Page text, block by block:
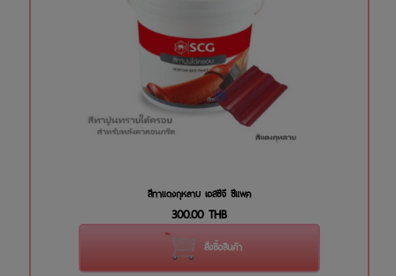
สีทาแดงกุหลาบ เอสซีจี ซีแพค
300.00 THB
สั่งซื้อสินค้า